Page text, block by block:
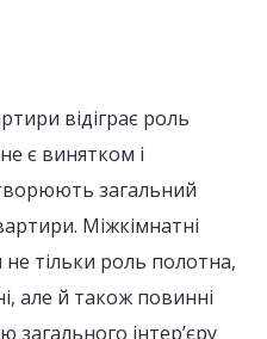
відіграє роль
є винятком і
загальний
Міжкімнатні
тільки роль полотна,
але й також повинні
загального інтер’єру